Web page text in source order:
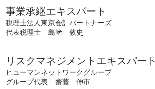
事業承継エキスパート
税理士法人東京会計パートナーズ
代表税理士 島﨑 敦史
リスクマネジメントエキスパート
ヒューマンネットワークグループ
グループ代表 齋藤 伸市